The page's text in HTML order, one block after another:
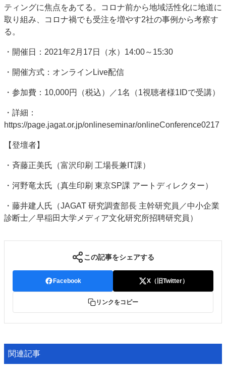
ティングに焦点をあてる。コロナ前から地域活性化に地道に
取り組み、コロナ禍でも受注を増やす2社の事例から考察す
る。
・開催日：2021年2月17日（水）14:00～15:30
・開催方式：オンラインLive配信
・参加費：10,000円（税込）／1名（1視聴者様1IDで受講）
・詳細：
https://page.jagat.or.jp/onlineseminar/onlineConference0217
【登壇者】
・斉藤正美氏（富沢印刷 工場長兼IT課）
・河野竜太氏（真生印刷 東京SP課 アートディレクター）
・藤井建人氏（JAGAT 研究調査部長 主幹研究員／中小企業
診断士／早稲田大学メディア文化研究所招聘研究員）
この記事をシェアする
Facebook X（旧Twitter）
リンクをコピー
関連記事